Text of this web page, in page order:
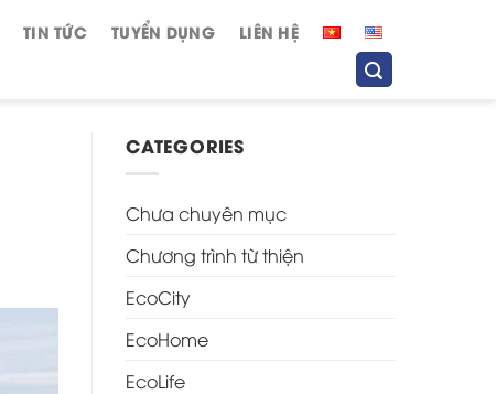
TIN TỨC TUYỂN DỤNG LIÊN HỆ
CATEGORIES
Chưa chuyên mục
Chương trình từ thiện
EcoCity
EcoHome
EcoLife